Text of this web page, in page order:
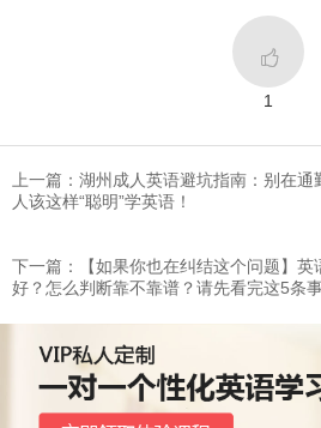

1
上一篇：湖州成人英语避坑指南：别在
人该这样“聪明”学英语！
下一篇：​【如果你也在纠结这个问题】英
好？怎么判断靠不靠谱？请先看完这5条事